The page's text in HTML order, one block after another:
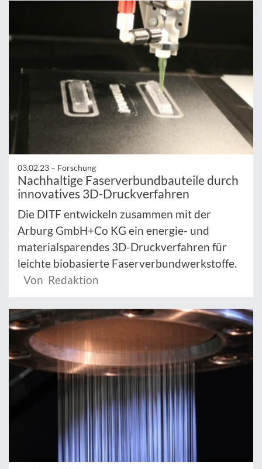
03.02.23 – Forschung
Nachhaltige Faserverbundbauteile durch
innovatives 3D-Druckverfahren
Die DITF entwickeln zusammen mit der
Arburg GmbH+Co KG ein energie- und
materialsparendes 3D-Druckverfahren für
leichte biobasierte Faserverbundwerkstoffe.
Von Redaktion